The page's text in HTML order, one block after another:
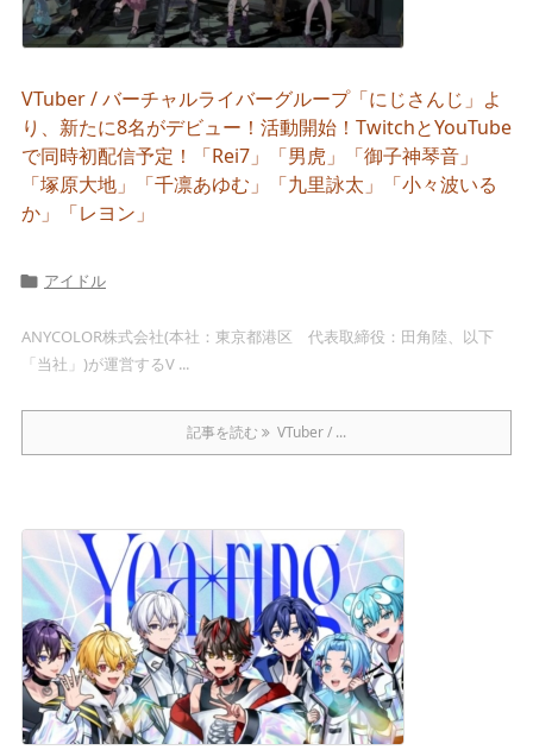
VTuber / バーチャルライバーグループ「にじさんじ」よ
り、新たに8名がデビュー！活動開始！TwitchとYouTube
で同時初配信予定！「Rei7」「男虎」「御子神琴音」
「塚原大地」「千凛あゆむ」「九里詠太」「小々波いる
か」「レヨン」
 アイドル
ANYCOLOR株式会社(本社：東京都港区 代表取締役：田角陸、以下
「当社」)が運営するV ...
記事を読む VTuber / ...